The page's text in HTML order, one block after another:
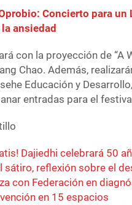
Concierto para un
ansiedad
con la proyección de “A
Chao. Además,
Educación y
entradas para el
Dajiedhi celebrará 50
sátiro, reflexión sobre el
con Federación en
en 15 espacios